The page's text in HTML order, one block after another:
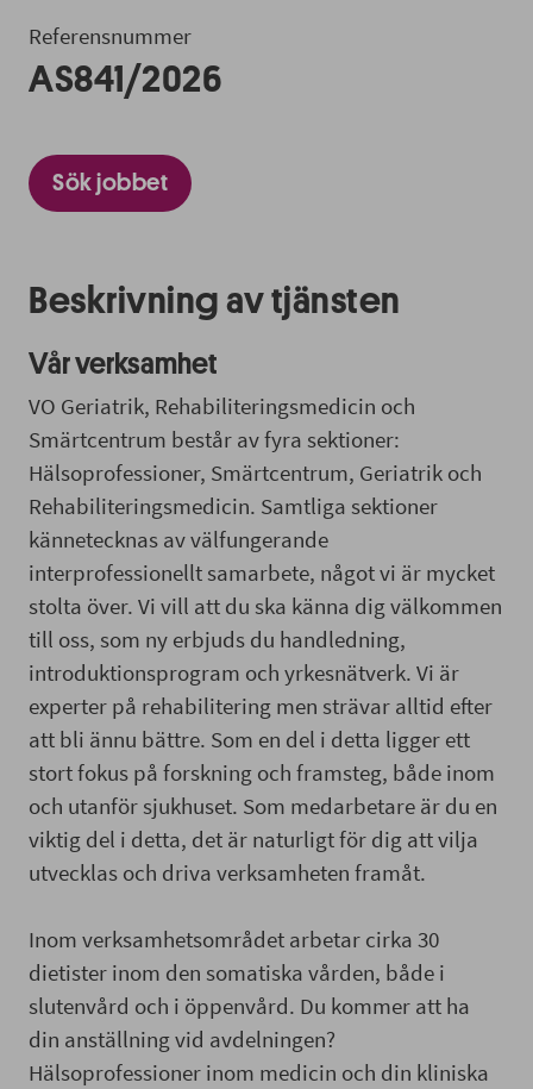
Referensnummer
AS841/2026
Sök jobbet
Beskrivning av tjänsten
Vår verksamhet
VO Geriatrik, Rehabiliteringsmedicin och
Smärtcentrum består av fyra sektioner:
Hälsoprofessioner, Smärtcentrum, Geriatrik och
Rehabiliteringsmedicin. Samtliga sektioner
kännetecknas av välfungerande
interprofessionellt samarbete, något vi är mycket
stolta över. Vi vill att du ska känna dig välkommen
till oss, som ny erbjuds du handledning,
introduktionsprogram och yrkesnätverk. Vi är
experter på rehabilitering men strävar alltid efter
att bli ännu bättre. Som en del i detta ligger ett
stort fokus på forskning och framsteg, både inom
och utanför sjukhuset. Som medarbetare är du en
viktig del i detta, det är naturligt för dig att vilja
utvecklas och driva verksamheten framåt.
Inom verksamhetsområdet arbetar cirka 30
dietister inom den somatiska vården, både i
slutenvård och i öppenvård. Du kommer att ha
din anställning vid avdelningen?
Hälsoprofessioner inom medicin och din kliniska